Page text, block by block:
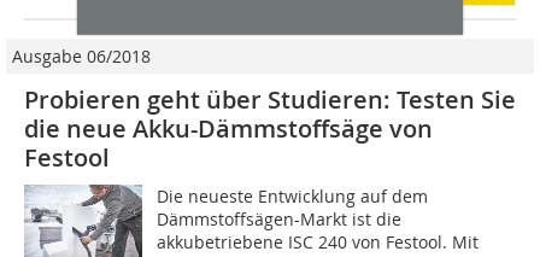
Ausgabe 06/2018
Probieren geht über Studieren: Testen Sie
die neue Akku-Dämmstoffsäge von
Festool
Die neueste Entwicklung auf dem
Dämmstoffsägen-Markt ist die
akkubetriebene ISC 240 von Festool. Mit